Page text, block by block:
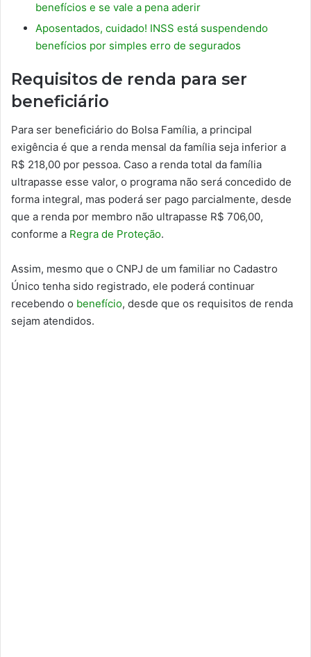
benefícios e se vale a pena aderir
Aposentados, cuidado! INSS está suspendendo
benefícios por simples erro de segurados
Requisitos de renda para ser
beneficiário
Para ser beneficiário do Bolsa Família, a principal
exigência é que a renda mensal da família seja inferior a
R$ 218,00 por pessoa. Caso a renda total da família
ultrapasse esse valor, o programa não será concedido de
forma integral, mas poderá ser pago parcialmente, desde
que a renda por membro não ultrapasse R$ 706,00,
conforme a Regra de Proteção.
Assim, mesmo que o CNPJ de um familiar no Cadastro
Único tenha sido registrado, ele poderá continuar
recebendo o benefício, desde que os requisitos de renda
sejam atendidos.